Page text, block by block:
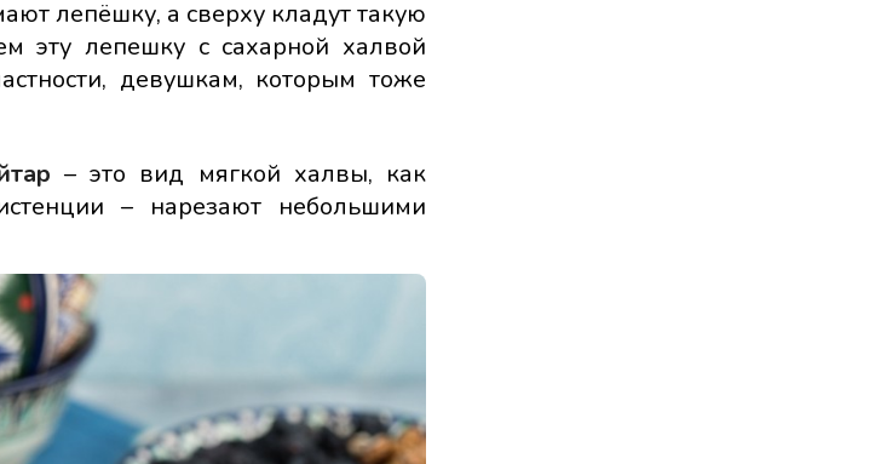
лепёшку, а сверху кладут такую
эту лепешку с сахарной халвой
девушкам, которым тоже
– это вид мягкой халвы, как
– нарезают небольшими